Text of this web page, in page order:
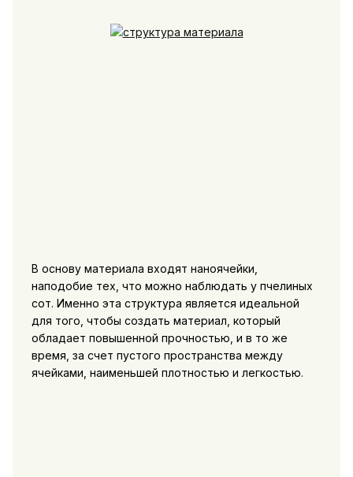
В основу материала входят наноячейки,
наподобие тех, что можно наблюдать у пчелиных
сот. Именно эта структура является идеальной
для того, чтобы создать материал, который
обладает повышенной прочностью, и в то же
время, за счет пустого пространства между
ячейками, наименьшей плотностью и легкостью.